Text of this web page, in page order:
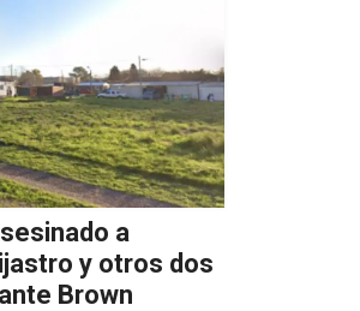
a
y otros dos
Brown